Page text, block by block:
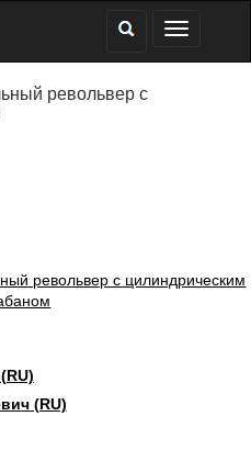
револьвер с
(RU)